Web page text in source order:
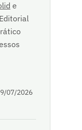
e
07/2026